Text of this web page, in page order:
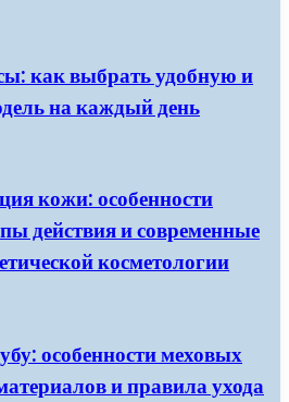
как выбрать удобную и
на каждый день
кожи: особенности
действия и современные
косметологии
особенности меховых
и правила ухода